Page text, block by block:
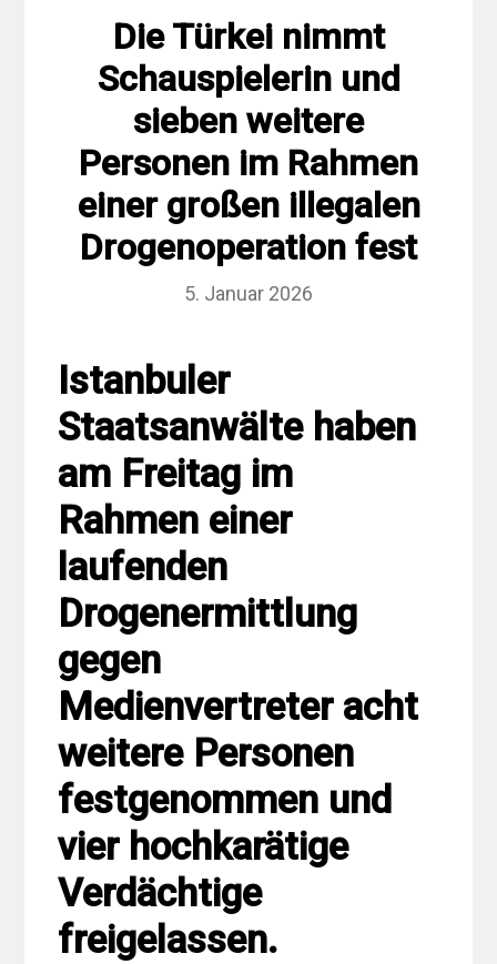
Die Türkei nimmt
Schauspielerin und
sieben weitere
Personen im Rahmen
einer großen illegalen
Drogenoperation fest
5. Januar 2026
Istanbuler
Staatsanwälte haben
am Freitag im
Rahmen einer
laufenden
Drogenermittlung
gegen
Medienvertreter acht
weitere Personen
festgenommen und
vier hochkarätige
Verdächtige
freigelassen.